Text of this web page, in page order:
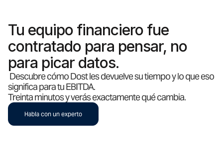
Tu equipo financiero fue
contratado para pensar, no
para picar datos.
Descubre cómo Dost les devuelve su tiempo y lo que eso
significa para tu EBITDA.
Treinta minutos y verás exactamente qué cambia.
Habla con un experto